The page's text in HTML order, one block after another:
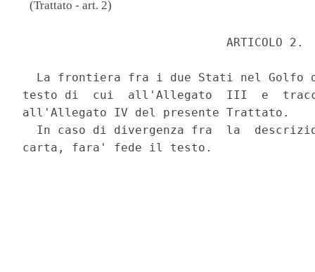
(Trattato - art. 2)
                             ARTICOLO 2.
La frontiera fra i due Stati nel Golfo
testo di  cui  all'Allegato  III  e
all'Allegato IV del presente Trattato.
In caso di divergenza fra  la